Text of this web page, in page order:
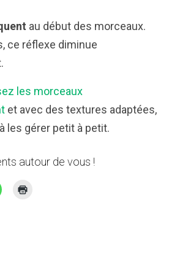
au début des morceaux.
ce réflexe diminue
les morceaux
et avec des textures adaptées,
les gérer petit à petit.
autour de vous !